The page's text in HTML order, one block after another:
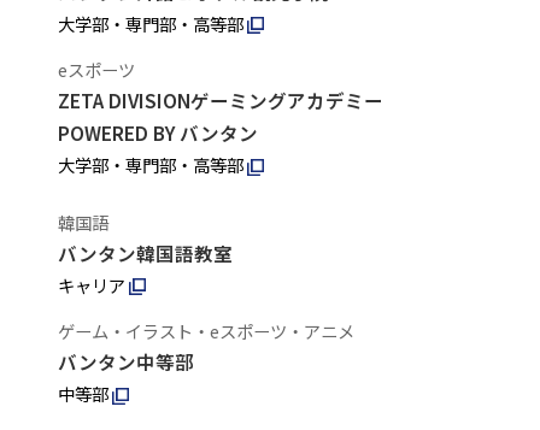
大学部・専門部・高等部
eスポーツ
ZETA DIVISIONゲーミングアカデミー
POWERED BY バンタン
大学部・専門部・高等部
韓国語
バンタン韓国語教室
キャリア
ゲーム・イラスト・eスポーツ・アニメ
バンタン中等部
中等部